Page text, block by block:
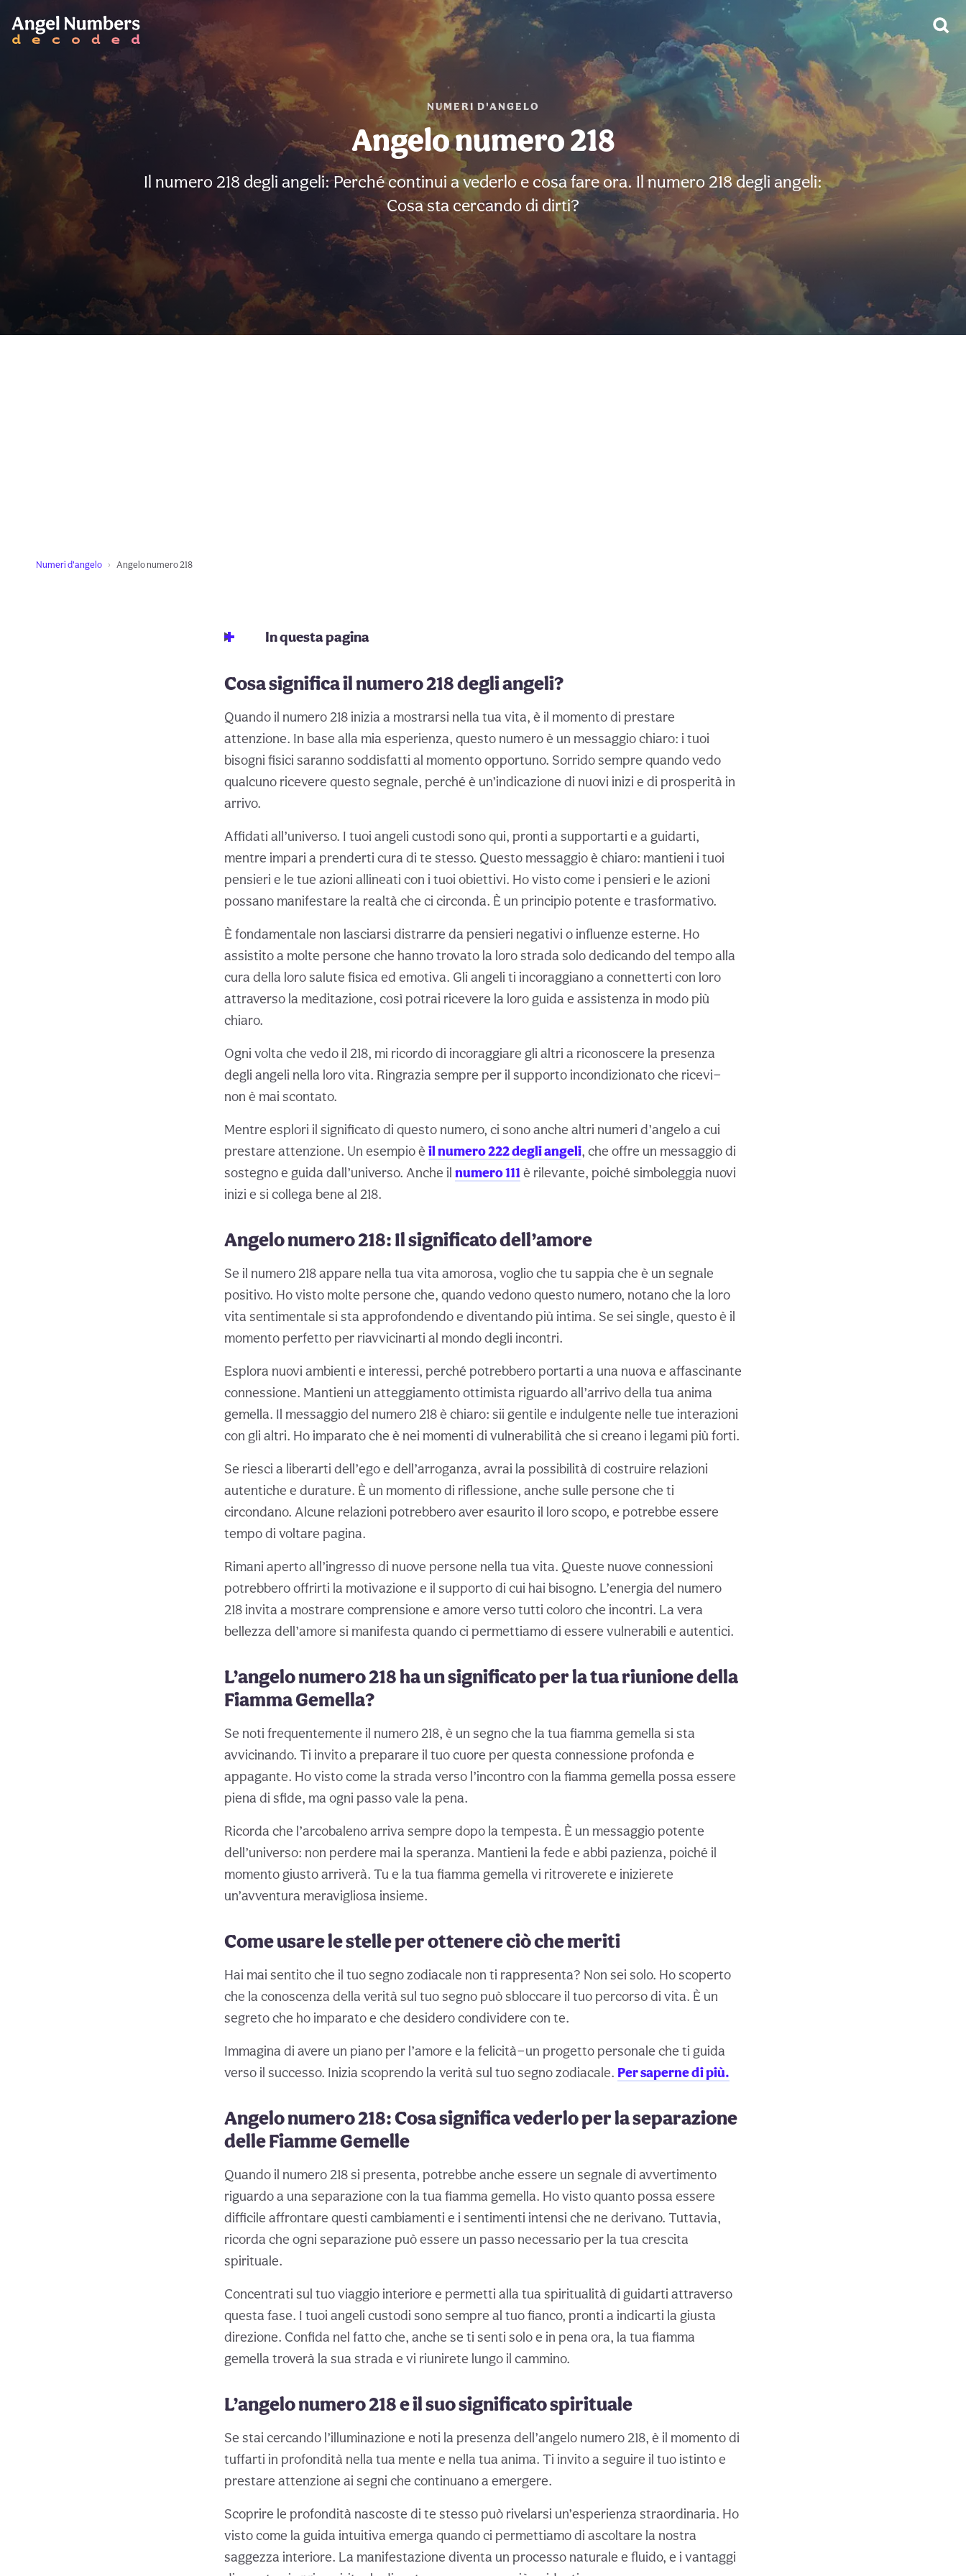
NUMERI D'ANGELO
Angelo numero 218
Il numero 218 degli angeli: Perché continui a vederlo e cosa fare ora. Il numero 218 degli angeli:
Cosa sta cercando di dirti?
Numeri d'angelo Angelo numero 218
In questa pagina
Cosa significa il numero 218 degli angeli?
Quando il numero 218 inizia a mostrarsi nella tua vita, è il momento di prestare
attenzione. In base alla mia esperienza, questo numero è un messaggio chiaro: i tuoi
bisogni fisici saranno soddisfatti al momento opportuno. Sorrido sempre quando vedo
qualcuno ricevere questo segnale, perché è un’indicazione di nuovi inizi e di prosperità in
arrivo.
Affidati all’universo. I tuoi angeli custodi sono qui, pronti a supportarti e a guidarti,
mentre impari a prenderti cura di te stesso. Questo messaggio è chiaro: mantieni i tuoi
pensieri e le tue azioni allineati con i tuoi obiettivi. Ho visto come i pensieri e le azioni
possano manifestare la realtà che ci circonda. È un principio potente e trasformativo.
È fondamentale non lasciarsi distrarre da pensieri negativi o influenze esterne. Ho
assistito a molte persone che hanno trovato la loro strada solo dedicando del tempo alla
cura della loro salute fisica ed emotiva. Gli angeli ti incoraggiano a connetterti con loro
attraverso la meditazione, così potrai ricevere la loro guida e assistenza in modo più
chiaro.
Ogni volta che vedo il 218, mi ricordo di incoraggiare gli altri a riconoscere la presenza
degli angeli nella loro vita. Ringrazia sempre per il supporto incondizionato che ricevi—
non è mai scontato.
Mentre esplori il significato di questo numero, ci sono anche altri numeri d’angelo a cui
prestare attenzione. Un esempio è il numero 222 degli angeli, che offre un messaggio di
sostegno e guida dall’universo. Anche il numero 111 è rilevante, poiché simboleggia nuovi
inizi e si collega bene al 218.
Angelo numero 218: Il significato dell’amore
Se il numero 218 appare nella tua vita amorosa, voglio che tu sappia che è un segnale
positivo. Ho visto molte persone che, quando vedono questo numero, notano che la loro
vita sentimentale si sta approfondendo e diventando più intima. Se sei single, questo è il
momento perfetto per riavvicinarti al mondo degli incontri.
Esplora nuovi ambienti e interessi, perché potrebbero portarti a una nuova e affascinante
connessione. Mantieni un atteggiamento ottimista riguardo all’arrivo della tua anima
gemella. Il messaggio del numero 218 è chiaro: sii gentile e indulgente nelle tue interazioni
con gli altri. Ho imparato che è nei momenti di vulnerabilità che si creano i legami più forti.
Se riesci a liberarti dell’ego e dell’arroganza, avrai la possibilità di costruire relazioni
autentiche e durature. È un momento di riflessione, anche sulle persone che ti
circondano. Alcune relazioni potrebbero aver esaurito il loro scopo, e potrebbe essere
tempo di voltare pagina.
Rimani aperto all’ingresso di nuove persone nella tua vita. Queste nuove connessioni
potrebbero offrirti la motivazione e il supporto di cui hai bisogno. L’energia del numero
218 invita a mostrare comprensione e amore verso tutti coloro che incontri. La vera
bellezza dell’amore si manifesta quando ci permettiamo di essere vulnerabili e autentici.
L’angelo numero 218 ha un significato per la tua riunione della
Fiamma Gemella?
Se noti frequentemente il numero 218, è un segno che la tua fiamma gemella si sta
avvicinando. Ti invito a preparare il tuo cuore per questa connessione profonda e
appagante. Ho visto come la strada verso l’incontro con la fiamma gemella possa essere
piena di sfide, ma ogni passo vale la pena.
Ricorda che l’arcobaleno arriva sempre dopo la tempesta. È un messaggio potente
dell’universo: non perdere mai la speranza. Mantieni la fede e abbi pazienza, poiché il
momento giusto arriverà. Tu e la tua fiamma gemella vi ritroverete e inizierete
un’avventura meravigliosa insieme.
Come usare le stelle per ottenere ciò che meriti
Hai mai sentito che il tuo segno zodiacale non ti rappresenta? Non sei solo. Ho scoperto
che la conoscenza della verità sul tuo segno può sbloccare il tuo percorso di vita. È un
segreto che ho imparato e che desidero condividere con te.
Immagina di avere un piano per l’amore e la felicità—un progetto personale che ti guida
verso il successo. Inizia scoprendo la verità sul tuo segno zodiacale. Per saperne di più.
Angelo numero 218: Cosa significa vederlo per la separazione
delle Fiamme Gemelle
Quando il numero 218 si presenta, potrebbe anche essere un segnale di avvertimento
riguardo a una separazione con la tua fiamma gemella. Ho visto quanto possa essere
difficile affrontare questi cambiamenti e i sentimenti intensi che ne derivano. Tuttavia,
ricorda che ogni separazione può essere un passo necessario per la tua crescita
spirituale.
Concentrati sul tuo viaggio interiore e permetti alla tua spiritualità di guidarti attraverso
questa fase. I tuoi angeli custodi sono sempre al tuo fianco, pronti a indicarti la giusta
direzione. Confida nel fatto che, anche se ti senti solo e in pena ora, la tua fiamma
gemella troverà la sua strada e vi riunirete lungo il cammino.
L’angelo numero 218 e il suo significato spirituale
Se stai cercando l’illuminazione e noti la presenza dell’angelo numero 218, è il momento di
tuffarti in profondità nella tua mente e nella tua anima. Ti invito a seguire il tuo istinto e
prestare attenzione ai segni che continuano a emergere.
Scoprire le profondità nascoste di te stesso può rivelarsi un’esperienza straordinaria. Ho
visto come la guida intuitiva emerga quando ci permettiamo di ascoltare la nostra
saggezza interiore. La manifestazione diventa un processo naturale e fluido, e i vantaggi